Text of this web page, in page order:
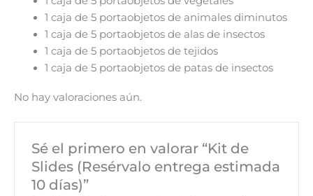
1 caja de 5 portaobjetos de animales diminutos
1 caja de 5 portaobjetos de alas de insectos
1 caja de 5 portaobjetos de tejidos
1 caja de 5 portaobjetos de patas de insectos
No hay valoraciones aún.
Sé el primero en valorar “Kit de
Slides (Resérvalo entrega estimada
10 días)”